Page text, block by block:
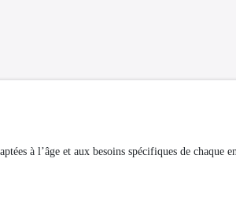
à l’âge et aux besoins spécifiques de chaque